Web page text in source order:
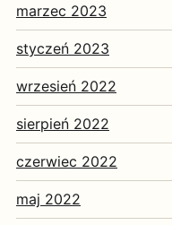
marzec 2023
styczeń 2023
wrzesień 2022
sierpień 2022
czerwiec 2022
maj 2022